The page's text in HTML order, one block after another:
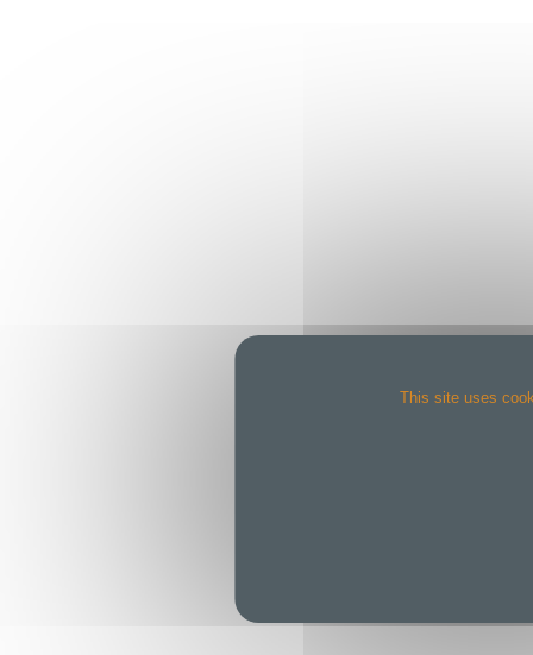
This site uses